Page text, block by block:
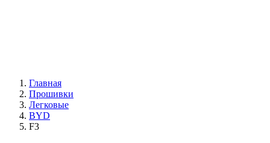
Главная
Прошивки
Легковые
BYD
F3